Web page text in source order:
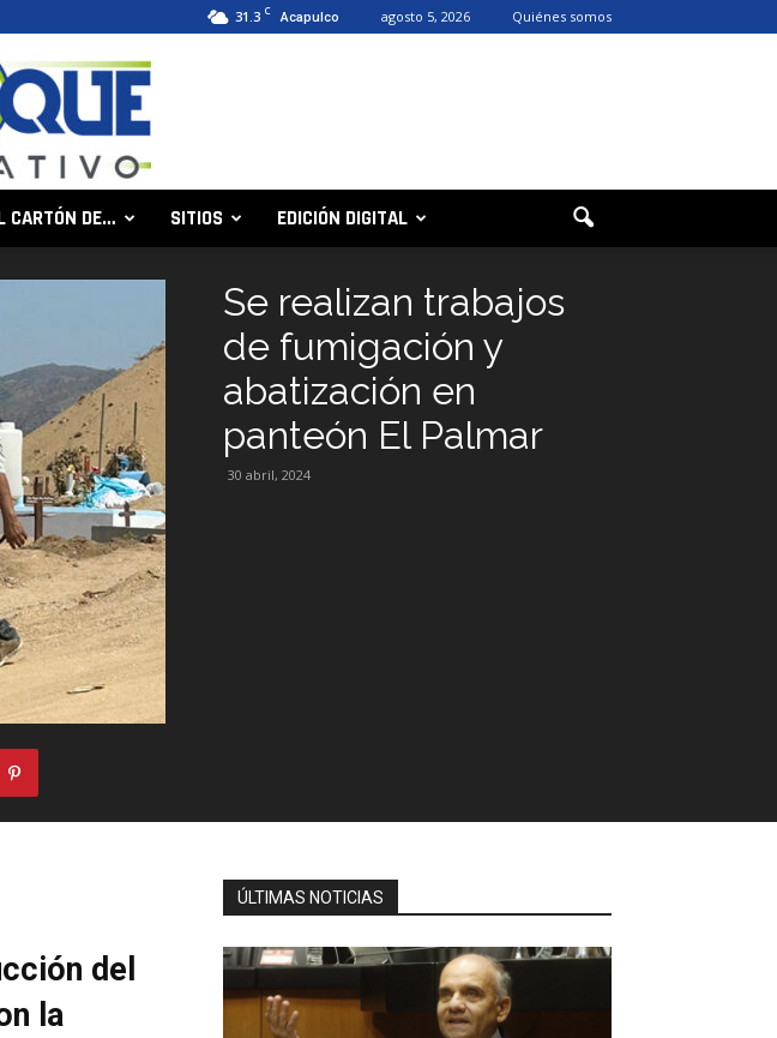
31.3 C Acapulco agosto 5, 2026 Quiénes somos
CARTÓN DE… SITIOS EDICIÓN DIGITAL
Se realizan trabajos
de fumigación y
abatización en
panteón El Palmar
30 abril, 2024
del
la
ÚLTIMAS NOTICIAS